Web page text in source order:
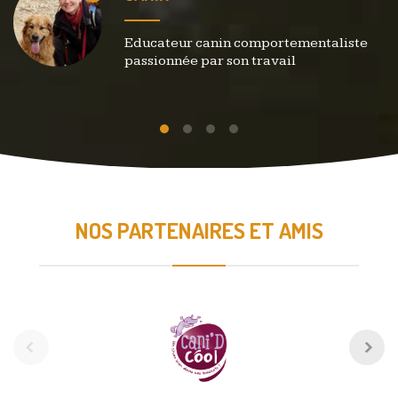
Educateur canin comportementaliste
passionnée par son travail
NOS PARTENAIRES ET AMIS